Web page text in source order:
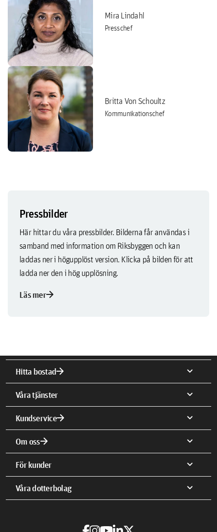
Mira Lindahl
Presschef
Britta Von Schoultz
Kommunikationschef
Pressbilder
Här hittar du våra pressbilder. Bilderna får användas i
samband med information om Riksbyggen och kan
laddas ner i högupplöst version. Klicka på bilden för att
ladda ner den i hög upplösning.
Läs merarrow_forward
Hitta bostadarrow_forward expand_more
Våra tjänster expand_more
Kundservicearrow_forward expand_more
Om ossarrow_forward expand_more
För kunder expand_more
Våra dotterbolag expand_more